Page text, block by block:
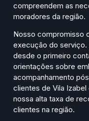
compreendem as
moradores da região.
Nosso compromisso
execução do
desde o primeiro
orientações sobre
acompanhamento
clientes de Vila
nossa alta taxa de
clientes na região.